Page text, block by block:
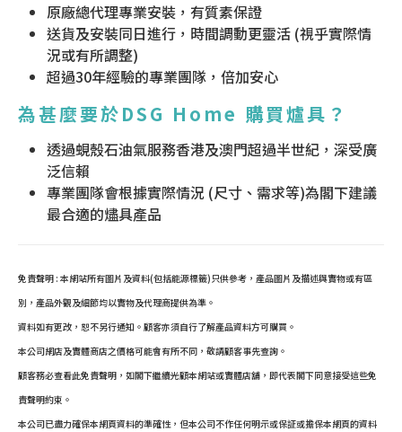
原廠總代理專業安裝，有質素保證
送貨及安裝同日進行，時間調動更靈活 (視乎實際情
況或有所調整)
超過30年經驗的專業團隊，倍加安心
為甚麼要於DSG Home 購買爐具？
透過蜆殼石油氣服務香港及澳門超過半世紀，深受廣
泛信賴
專業團隊會根據實際情況 (尺寸、需求等)為閣下建議
最合適的燼具產品
免責聲明 : 本網站所有圖片及資料(包括能源標籤)只供參考，產品圖片及描述與實物或有區
別，產品外觀及細節均以實物及代理商提供為準。
資料如有更改，恕不另行通知。顧客亦須自行了解產品資料方可購買。
本公司網店及實體商店之價格可能會有所不同，敬請顧客事先查詢。
顧客務必查看此免責聲明，如閣下繼續光顧本網站或實體店舖，即代表閣下同意接受這些免
責聲明約束。
本公司已盡力確保本網頁資料的準確性，但本公司不作任何明示或保証或擔保本網頁的資料